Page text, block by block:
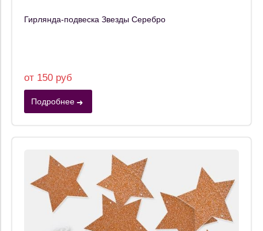
Гирлянда-подвеска Звезды Серебро
от 150 руб
Подробнее